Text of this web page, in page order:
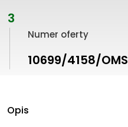
3
Numer oferty
10699/4158/OMS
Opis